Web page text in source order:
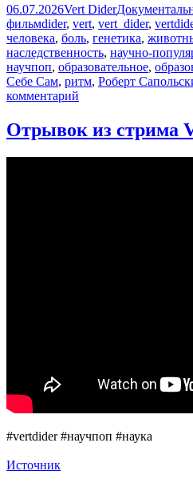
Опубликовано
06.07.2026Автор
Vert DiderРубрики
фильмМетки
dider, vert, vert_dider,
человека, боль, генетика,
наследственность, научно-
научпоп, образовательное,
Себе Сам, ритм, Роберт
комментарий
для
Отрывок из стрима
#vertdider #научпоп #наука
Источник